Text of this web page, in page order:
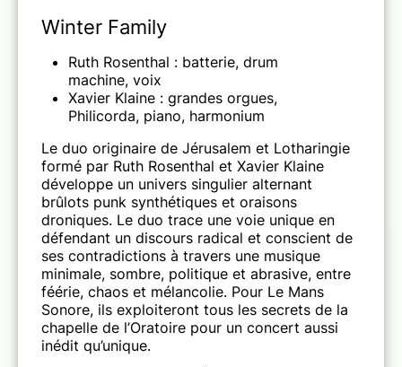
Winter Family
Ruth Rosenthal : batterie, drum
machine, voix
Xavier Klaine : grandes orgues,
Philicorda, piano, harmonium
Le duo originaire de Jérusalem et Lotharingie
formé par Ruth Rosenthal et Xavier Klaine
développe un univers singulier alternant
brûlots punk synthétiques et oraisons
droniques. Le duo trace une voie unique en
défendant un discours radical et conscient de
ses contradictions à travers une musique
minimale, sombre, politique et abrasive, entre
féérie, chaos et mélancolie. Pour Le Mans
Sonore, ils exploiteront tous les secrets de la
chapelle de l’Oratoire pour un concert aussi
inédit qu’unique.